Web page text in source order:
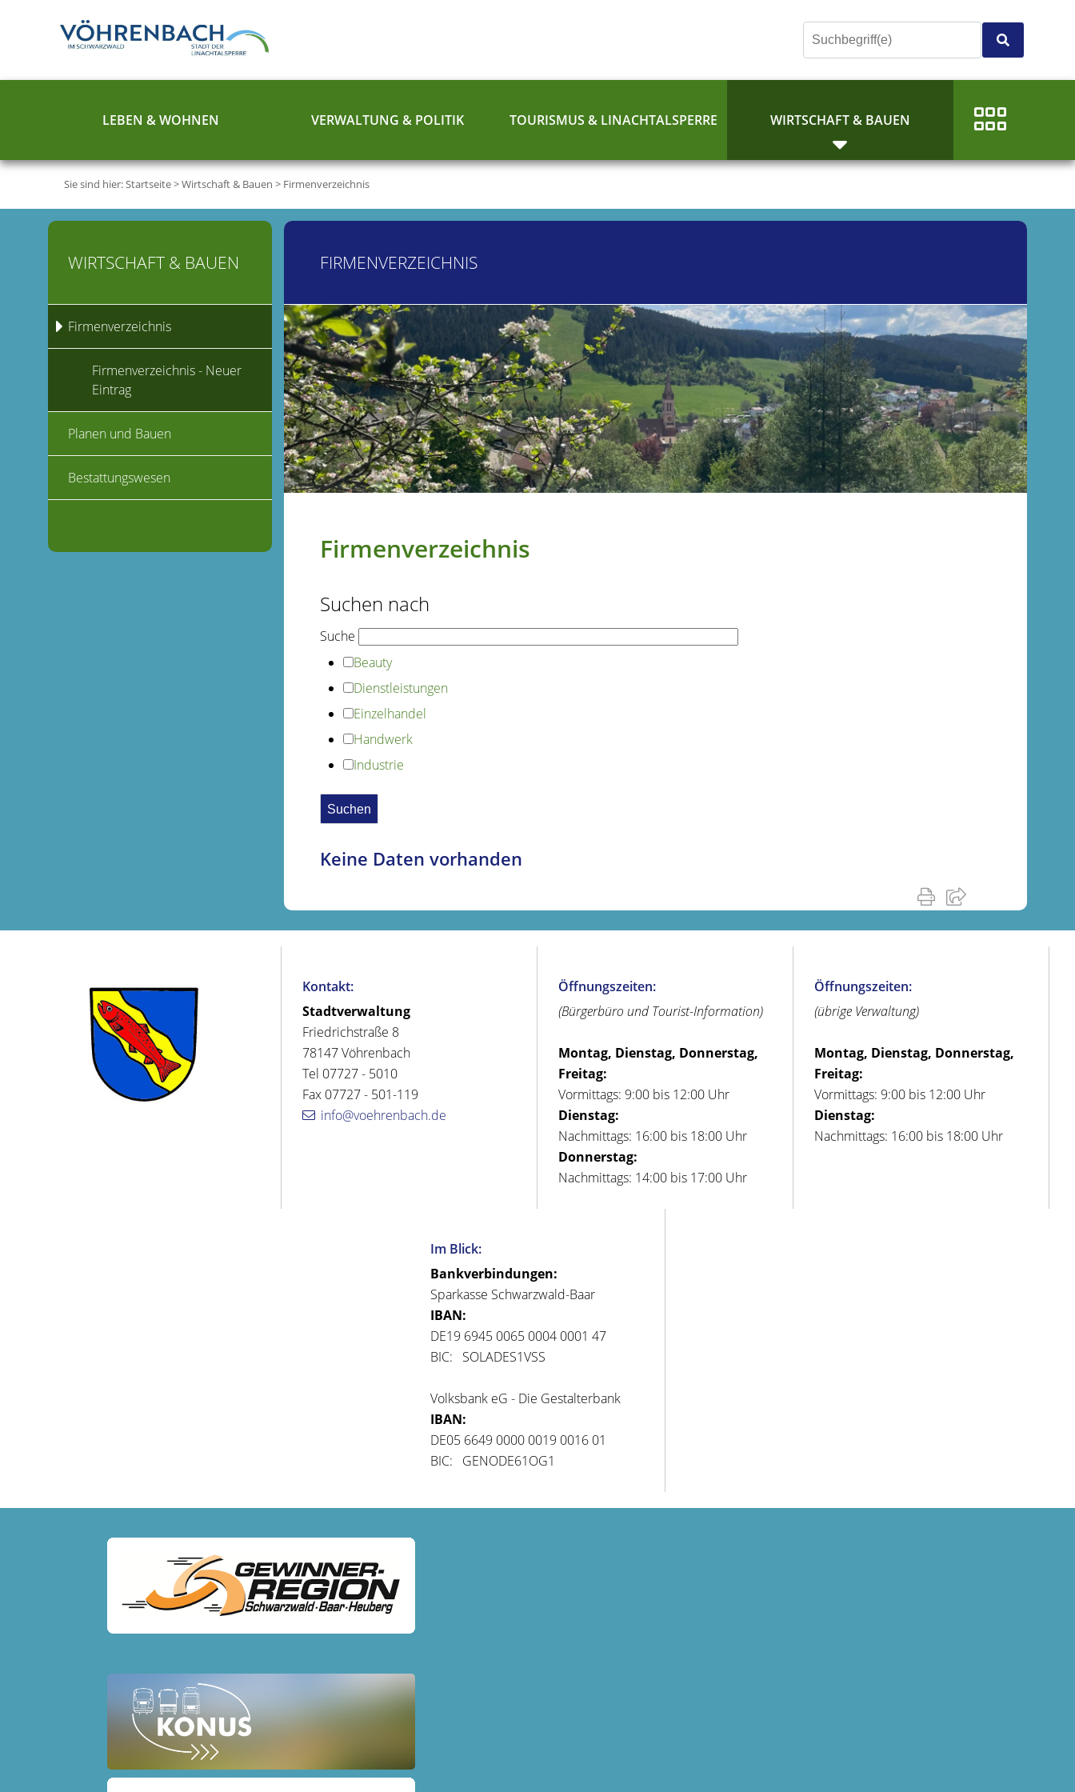
LEBEN & WOHNEN VERWALTUNG & POLITIK TOURISMUS & LINACHTALSPERRE WIRTSCHAFT & BAUEN
Sie sind hier:Startseite>Wirtschaft & Bauen > Firmenverzeichnis
FIRMENVERZEICHNIS
Firmenverzeichnis
Suchen nach
Suche
Beauty
Dienstleistungen
Einzelhandel
Handwerk
Industrie
Keine Daten vorhanden
WIRTSCHAFT & BAUEN
Firmenverzeichnis
Firmenverzeichnis - Neuer
Eintrag
Planen und Bauen
Bestattungswesen
Kontakt:
Stadtverwaltung
Friedrichstraße 8
78147 Vöhrenbach
Tel 07727 - 5010
Fax 07727 - 501-119
info@voehrenbach.de
Öffnungszeiten:
(Bürgerbüro und Tourist-Information)
Montag, Dienstag, Donnerstag,
Freitag:
Vormittags: 9:00 bis 12:00 Uhr
Dienstag:
Nachmittags: 16:00 bis 18:00 Uhr
Donnerstag:
Nachmittags: 14:00 bis 17:00 Uhr
Öffnungszeiten:
(übrige Verwaltung)
Montag, Dienstag, Donnerstag,
Freitag:
Vormittags: 9:00 bis 12:00 Uhr
Dienstag:
Nachmittags: 16:00 bis 18:00 Uhr
Im Blick:
Bankverbindungen:
Sparkasse Schwarzwald-Baar
IBAN:
DE19 6945 0065 0004 0001 47
BIC: SOLADES1VSS
Volksbank eG - Die Gestalterbank
IBAN:
DE05 6649 0000 0019 0016 01
BIC: GENODE61OG1